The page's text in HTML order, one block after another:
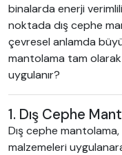
binalarda enerji
noktada dış cephe
çevresel anlamda
mantolama tam olarak
uygulanır?
1. Dış Cephe
Dış cephe mantolama,
malzemeleri